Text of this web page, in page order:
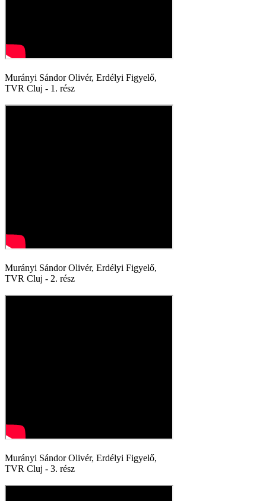
Murányi Sándor Olivér, Erdélyi Figyelő,
TVR Cluj - 1. rész
Murányi Sándor Olivér, Erdélyi Figyelő,
TVR Cluj - 2. rész
Murányi Sándor Olivér, Erdélyi Figyelő,
TVR Cluj - 3. rész